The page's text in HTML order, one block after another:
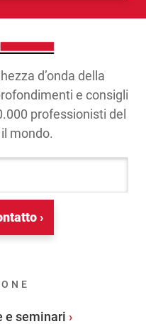
d’onda della
e consigli
professionisti del
mondo.
e-mail
›
e seminari